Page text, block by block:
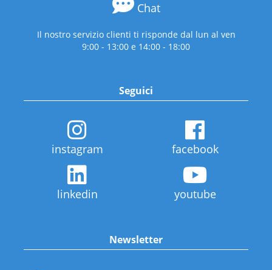
Chat
Il nostro servizio clienti ti risponde dal lun al ven
9:00 - 13:00 e 14:00 - 18:00
Seguici
instagram facebook
linkedin youtube
Newsletter